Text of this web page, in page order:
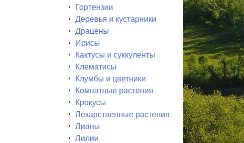
Гортензии
Деревья и кустарники
Драцены
Ирисы
Кактусы и суккуленты
Клематисы
Клумбы и цветники
Комнатные растения
Крокусы
Лекарственные растения
Лианы
Лилии